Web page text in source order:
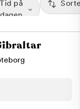
Tid på
dagen